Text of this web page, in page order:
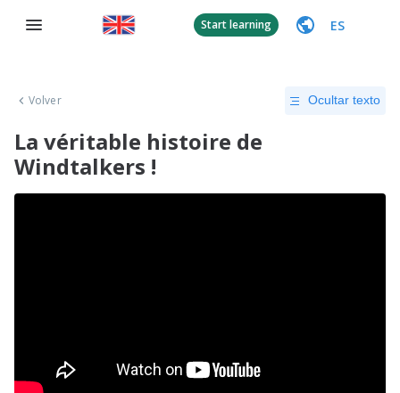
Start learning ES
Volver Ocultar texto
La véritable histoire de
Windtalkers !